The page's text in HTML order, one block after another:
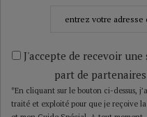
J'accepte de recevoir
part de
*En cliquant sur le bouton ci-dessus,
traité et exploité pour que je reçoive